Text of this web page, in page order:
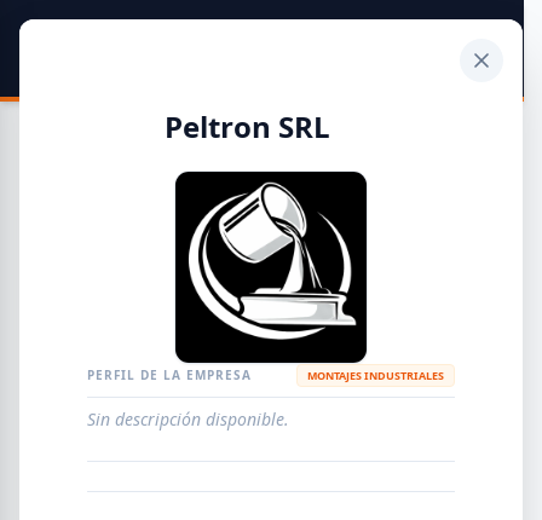
Guía de Empresas Metalúrgicas y Siderúrgicas
METALÚRGICAS
EMPRESAS AGREGAR EMPRESA
Peltron SRL
PERFIL DE LA EMPRESA MONTAJES INDUSTRIALES
Sin descripción disponible.